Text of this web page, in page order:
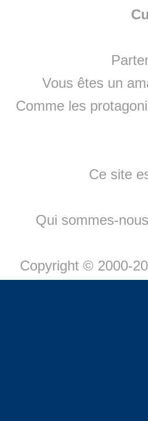
Vous êtes un
Comme les
Ce site
Qui sommes-
Copyright © 2000-